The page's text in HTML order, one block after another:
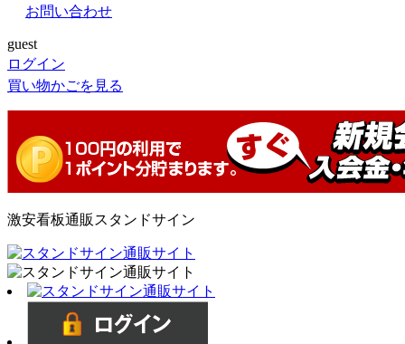
お問い合わせ
guest
ログイン
買い物かごを見る
激安看板通販スタンドサイン